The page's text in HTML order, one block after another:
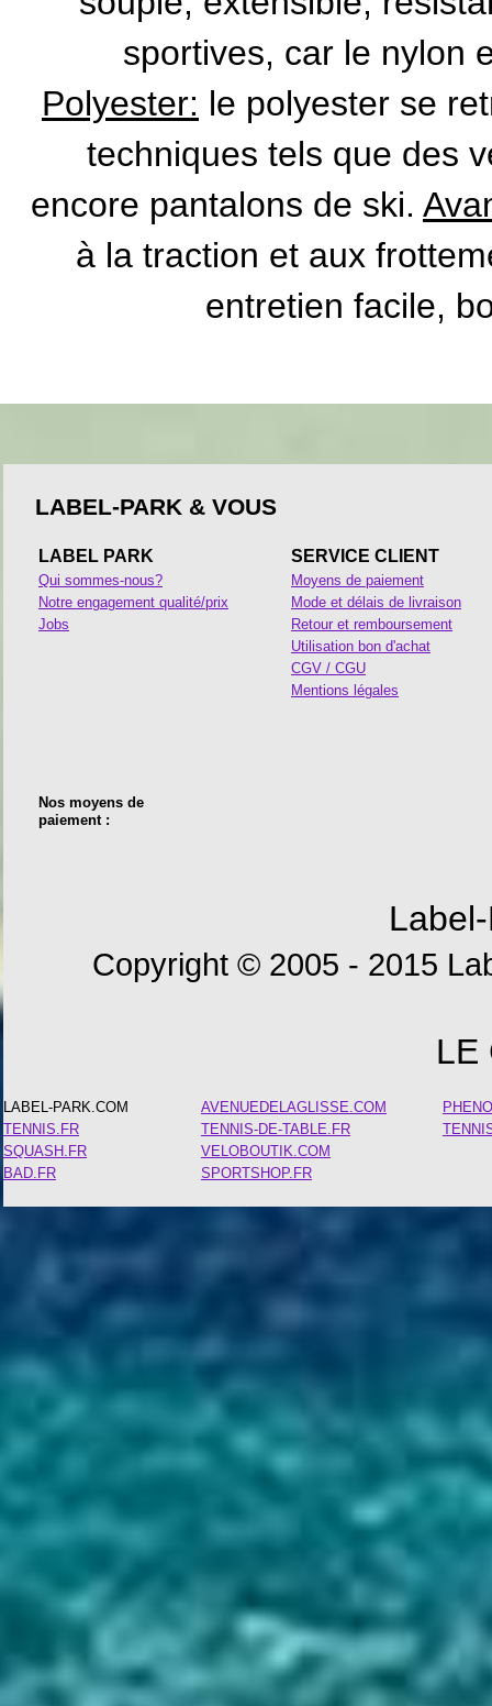
sportives, car le nylon
Polyester: le polyester se
techniques tels que des
encore pantalons de ski.
à la traction et aux
entretien facile,
LABEL-PARK & VOUS
LABEL PARK
Qui sommes-nous?
Notre engagement qualité/prix
Jobs
SERVICE CLIENT
Moyens de paiement
Mode et délais de livraison
Retour et remboursement
Utilisation bon d'achat
CGV / CGU
Mentions légales
Nos moyens de
paiement :
Copyright © 2005 - 2015
LE
LABEL-PARK.COM
TENNIS.FR
SQUASH.FR
BAD.FR
AVENUEDELAGLISSE.COM
TENNIS-DE-TABLE.FR
VELOBOUTIK.COM
SPORTSHOP.FR